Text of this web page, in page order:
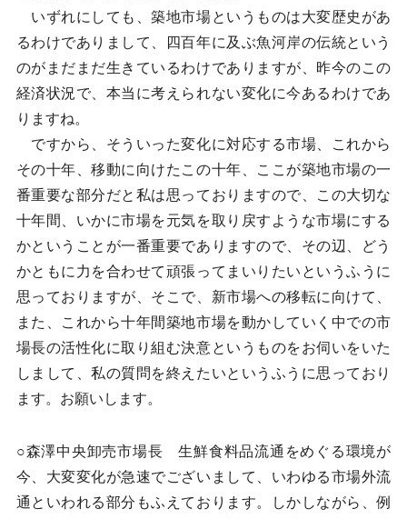
いずれにしても、築地市場というものは大変歴史があ
るわけでありまして、四百年に及ぶ魚河岸の伝統という
のがまだまだ生きているわけでありますが、昨今のこの
経済状況で、本当に考えられない変化に今あるわけであ
りますね。
ですから、そういった変化に対応する市場、これから
その十年、移動に向けたこの十年、ここが築地市場の一
番重要な部分だと私は思っておりますので、この大切な
十年間、いかに市場を元気を取り戻すような市場にする
かということが一番重要でありますので、その辺、どう
かともに力を合わせて頑張ってまいりたいというふうに
思っておりますが、そこで、新市場への移転に向けて、
また、これから十年間築地市場を動かしていく中での市
場長の活性化に取り組む決意というものをお伺いをいた
しまして、私の質問を終えたいというふうに思っており
ます。お願いします。
○森澤中央卸売市場長 生鮮食料品流通をめぐる環境が
今、大変変化が急速でございまして、いわゆる市場外流
通といわれる部分もふえております。しかしながら、例